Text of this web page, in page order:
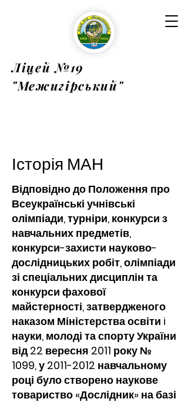
Ліцей №19
"Межигірський"
Історія МАН
Відповідно до Положення про
Всеукраїнські учнівські
олімпіади, турніри, конкурси з
навчальних предметів,
конкурси-захисти науково-
дослідницьких робіт, олімпіади
зі спеціальних дисциплін та
конкурси фахової
майстерності, затвердженого
наказом Міністерства освіти i
науки, молоді та спорту України
від 22 вересня 2011 року №
1099, у 2011-2012 навчальному
році було створено наукове
товариство «Дослідник» на базі